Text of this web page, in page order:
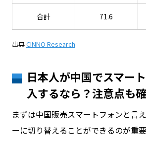
合計 71.6
出典CINNO Research
日本人が中国でスマー
入するなら？注意点も
まずは中国販売スマートフォンと言
ーに切り替えることができるのが重要